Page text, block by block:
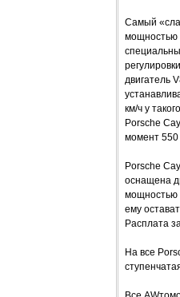
Самый
мощностью
двигатель
км/ч у
Porsche
момент 550
Porsche
оснащена
мощностью
ему
Расплата
На все